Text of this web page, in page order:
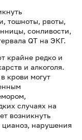
тошноты, рвоты,
сонливости,
QT на ЭКГ.
крайне редко и
и алкоголя.
крови могут
случаях на
возникнуть
цианоз, нарушения